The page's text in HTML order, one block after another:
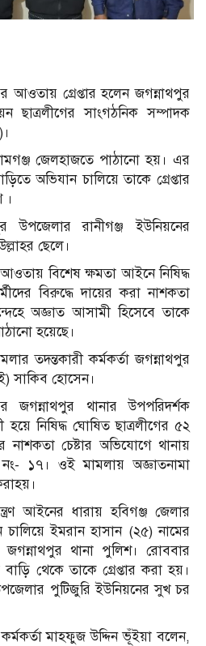
আওতায় গ্রেপ্তার হলেন জগন্নাথপুর
ছাত্রলীগের সাংগঠনিক সম্পাদক
জেলহাজতে পাঠানো হয়। এর
অভিযান চালিয়ে তাকে গ্রেপ্তার
।
রানীগঞ্জ ইউনিয়নের
ছেলে।
আওতায় বিশেষ ক্ষমতা আইনে নিষিদ্ধ
বিরুদ্ধে দায়ের করা নাশকতা
অজ্ঞাত আসামী হিসেবে তাকে
হয়েছে।
তদন্তকারী কর্মকর্তা জগন্নাথপুর
সাকিব হোসেন।
জগন্নাথপুর থানার উপপরিদর্শক
নিষিদ্ধ ঘোষিত ছাত্রলীগের ৫২
নাশকতা চেষ্টার অভিযোগে থানায়
১৭। ওই মামলায় অজ্ঞাতনামা
আইনের ধারায় হবিগঞ্জ জেলার
ইমরান হাসান (২৫) নামের
থানা পুলিশ। রোববার
থেকে তাকে গ্রেপ্তার করা হয়।
পুটিজুরি ইউনিয়নের সুখ চর
কর্মকর্তা মাহফুজ উদ্দিন ভূঁইয়া বলেন,